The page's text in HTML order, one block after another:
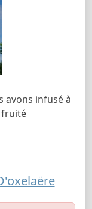
avons infusé à
fruité